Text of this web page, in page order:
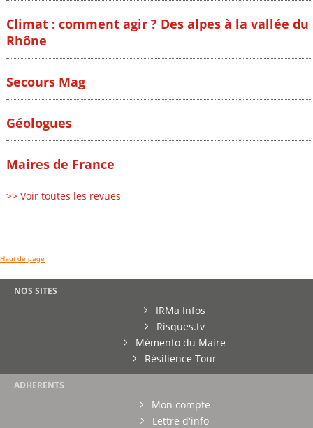
Climat : comment agir ? Des alpes à la vallée du
Rhône
Secours Mag
Géologues
Maires de France
>> Voir toutes les revues
Haut de page
NOS SITES
IRMa Infos
Risques.tv
Mémento du Maire
Résilience Tour
ADHERENTS
Mon compte
Lettre d'info